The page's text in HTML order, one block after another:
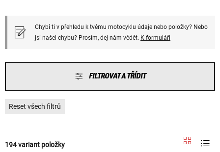
Chybí ti v přehledu k tvému motocyklu údaje nebo položky? Nebo
jsi našel chybu? Prosím, dej nám vědět. K formuláři
FILTROVAT A TŘÍDIT
Reset všech filtrů
194 variant položky